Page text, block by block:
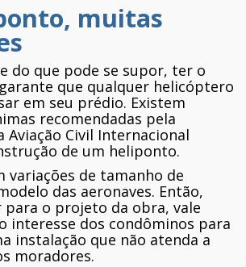
muitas
do que pode se supor, ter o
que qualquer helicóptero
em seu prédio. Existem
recomendadas pela
Aviação Civil Internacional
de um heliponto.
variações de tamanho de
das aeronaves. Então,
o projeto da obra, vale
interesse dos condôminos para
instalação que não atenda a
moradores.